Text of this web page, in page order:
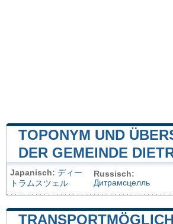
TOPONYM UND
DER GEMEINDE
Japanisch: ディー
トラムスツェル
Russisch:
Дитрамсцелль